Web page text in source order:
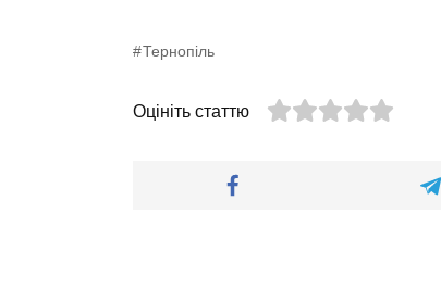
Тернопіль
Оцініть статтю